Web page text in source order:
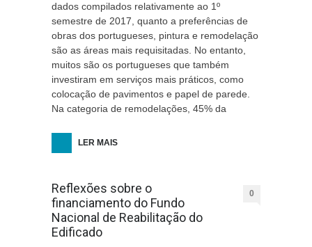
dados compilados relativamente ao 1º
semestre de 2017, quanto a preferências de
obras dos portugueses, pintura e remodelação
são as áreas mais requisitadas. No entanto,
muitos são os portugueses que também
investiram em serviços mais práticos, como
colocação de pavimentos e papel de parede.
Na categoria de remodelações, 45% da
LER MAIS
Reflexões sobre o
financiamento do Fundo
Nacional de Reabilitação do
Edificado
0